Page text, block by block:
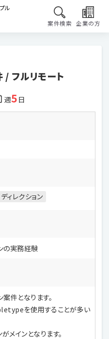
ル
案件検索 企業の方
/ フルリモート
週5日
ディレクション
の実務経験
件となります。
を使用することが多い
メインとなります。